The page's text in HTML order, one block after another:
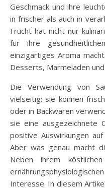
Geschmack und ihre
in frischer als auch in
Frucht hat nicht nur
für ihre
einzigartiges Aroma
Desserts, Marmeladen
Die Verwendung von
vielseitig; sie können
oder in Backwaren
sie eine ausgezeichnete
positive Auswirkungen
Aber was genau macht
Neben ihrem
Interesse. In diesem